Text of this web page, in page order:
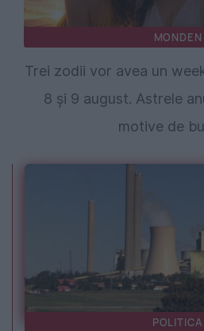
MONDEN
Trei zodii vor avea un
8 și 9 august. Astrele
motive de
POLITICA